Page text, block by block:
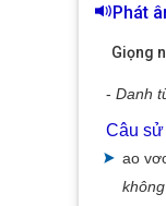
Phát
Giọng
- Danh
Câu
ao